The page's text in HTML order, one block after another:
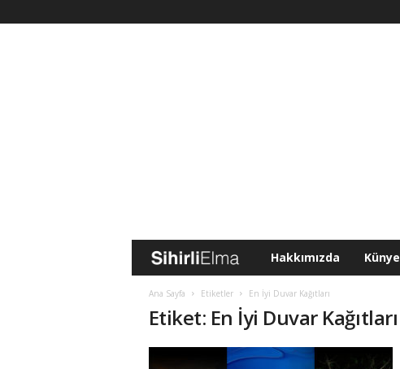
i
Hakkımızda Künye
Ana Sayfa Etiketler En İyi Duvar Kağıtları
Etiket: En İyi Duvar Kağıtları